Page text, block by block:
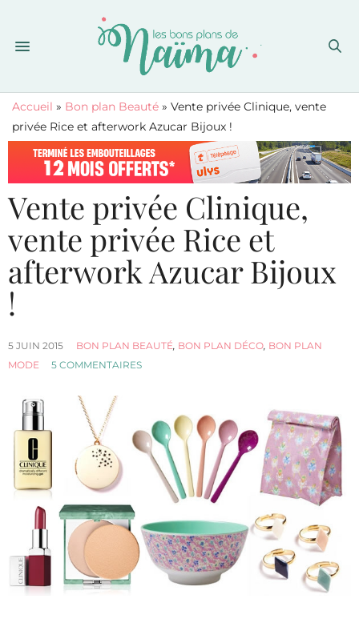
Accueil » Bon plan Beauté » Vente privée Clinique, vente
privée Rice et afterwork Azucar Bijoux !
Vente privée Clinique,
vente privée Rice et
afterwork Azucar Bijoux
!
5 JUIN 2015 BON PLAN BEAUTÉ, BON PLAN DÉCO, BON PLAN
MODE
5 COMMENTAIRES